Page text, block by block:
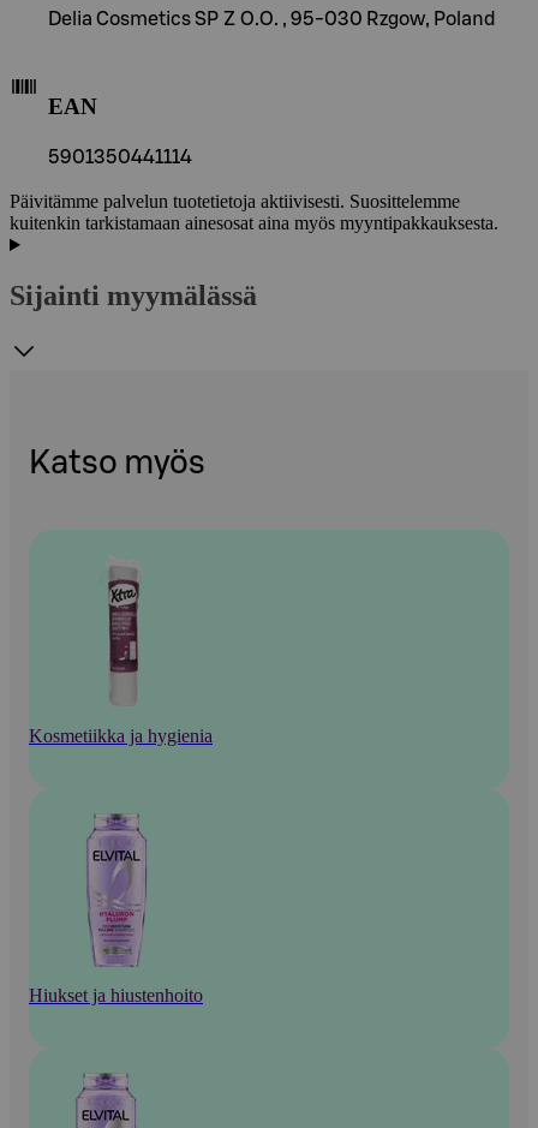
Delia Cosmetics SP Z O.O. , 95-030 Rzgow, Poland
EAN
5901350441114
Päivitämme palvelun tuotetietoja aktiivisesti. Suosittelemme
kuitenkin tarkistamaan ainesosat aina myös myyntipakkauksesta.
Sijainti myymälässä
Katso myös
Kosmetiikka ja hygienia
Hiukset ja hiustenhoito